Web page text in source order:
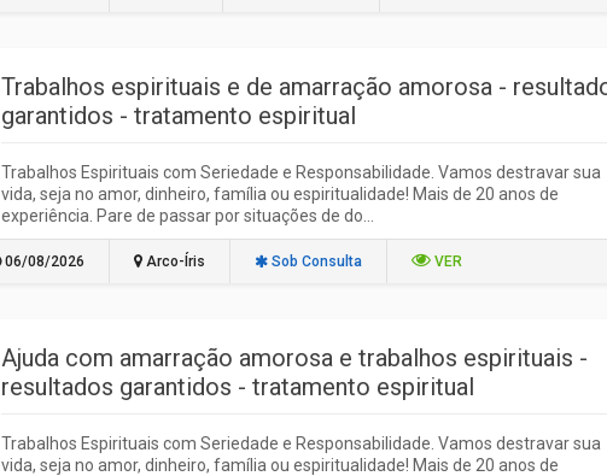
Trabalhos espirituais e de amarração amorosa -
garantidos - tratamento espiritual
Trabalhos Espirituais com Seriedade e Responsabilidade. Vamos destravar sua
vida, seja no amor, dinheiro, família ou espiritualidade! Mais de 20 anos de
experiência. Pare de passar por situações de do...
06/08/2026 Arco-Íris Sob Consulta VER
Ajuda com amarração amorosa e trabalhos espirituais -
resultados garantidos - tratamento espiritual
Trabalhos Espirituais com Seriedade e Responsabilidade. Vamos destravar sua
vida, seja no amor, dinheiro, família ou espiritualidade! Mais de 20 anos de